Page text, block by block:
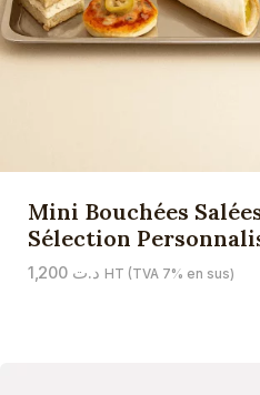
Mini Bouchées
Sélection
د.ت 1,200 HT (TVA 7% en sus)